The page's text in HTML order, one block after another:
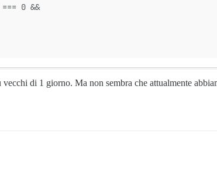
0 &&
di 1 giorno. Ma non sembra che attualmente